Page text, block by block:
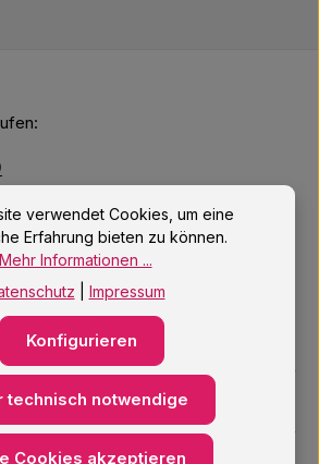
Uhr
verwendet Cookies, um eine
Erfahrung bieten zu können.
Mehr Informationen ...
Impressum
technisch notwendige
Konfigurieren
Cookies akzeptieren